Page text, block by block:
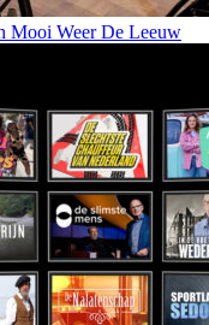
Mooi Weer De Leeuw